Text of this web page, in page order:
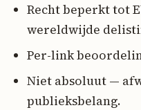
Recht beperkt tot
wereldwijde
Per-link
Niet absoluut —
publieksbelang.